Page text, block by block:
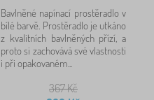
Bavlněné napínací prostěradlo v
bílé barvě. Prostěradlo je utkáno
z kvalitních bavlněných přízí, a
proto si zachovává své vlastnosti
i při opakovaném...
367Kč